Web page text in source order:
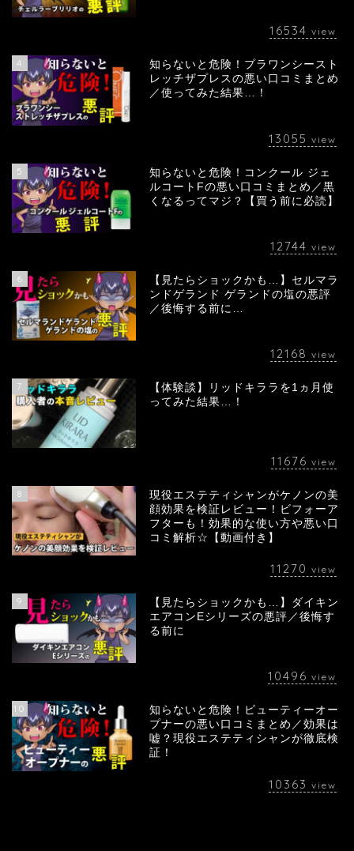
16534 view
4
知らないと危険！プラワンシースト
レッチザプレスの悪い口コミまとめ
／使ってみた結果…！
13055 view
5
知らないと危険！コンクール ジェ
ルコートFの悪い口コミまとめ／黒
くなるってマジ？【買う前に必読】
12744 view
6
【見たらショックかも…】セルマラ
ンドゲランド ゲランドの塩の悪評
／後悔する前に…
12168 view
7
【体験談】リッドキララを1ヵ月使
ってみた結果…！
11676 view
8
現役エステティシャンがケノンの美
顔効果を検証レビュー！ビフォーア
フターも！効果的な使い方や悪い口
コミ解析☆【動画付き】
11270 view
9
【見たらショックかも…】ダイキン
エアコンEシリーズの悪評／後悔す
る前に
10496 view
10
知らないと危険！ビューティーオー
プナーの悪い口コミまとめ／効果は
嘘？現役エステティシャンが徹底検
証！
10363 view